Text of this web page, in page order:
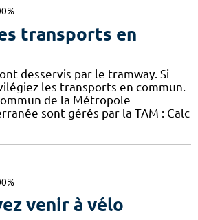
transports en
desservis par le tramway. Si
les transports en commun.
de la Métropole
sont gérés par la TAM : Calc
venir à vélo